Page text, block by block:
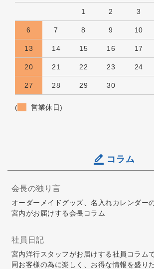
1 2 3
6 7 8 9 10
13 14 15 16 17
20 21 22 23 24
27 28 29 30
( 営業休日)
コラム
会長の独り言
オーダーメイドグッズ、名入れカレンダー
宮内がお届けする会長コラム
社員日記
宮内洋行スタッフがお届けする社員コラム
同お客様の為に楽しく、お得な情報を盛り